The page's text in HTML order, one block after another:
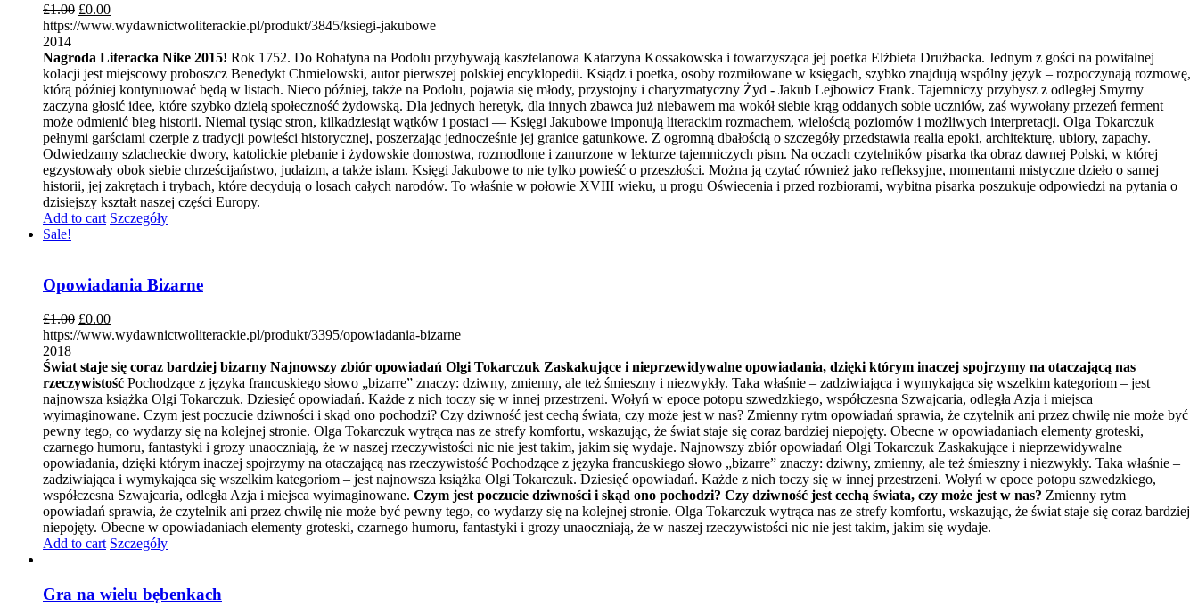
£1.00 £0.00
https://www.wydawnictwoliterackie.pl/produkt/3845/ksiegi-jakubowe
2014
Nagroda Literacka Nike 2015! Rok 1752. Do Rohatyna na Podolu przybywają kasztelanowa Katarzyna Kossakowska i towarzysząca jej poetka Elżbieta Drużbacka. Jednym z gości na powitalnej
kolacji jest miejscowy proboszcz Benedykt Chmielowski, autor pierwszej polskiej encyklopedii. Ksiądz i poetka, osoby rozmiłowane w księgach, szybko znajdują wspólny język – rozpoczynają rozmowę,
którą później kontynuować będą w listach. Nieco później, także na Podolu, pojawia się młody, przystojny i charyzmatyczny Żyd - Jakub Lejbowicz Frank. Tajemniczy przybysz z odległej Smyrny
zaczyna głosić idee, które szybko dzielą społeczność żydowską. Dla jednych heretyk, dla innych zbawca już niebawem ma wokół siebie krąg oddanych sobie uczniów, zaś wywołany przezeń ferment
może odmienić bieg historii. Niemal tysiąc stron, kilkadziesiąt wątków i postaci — Księgi Jakubowe imponują literackim rozmachem, wielością poziomów i możliwych interpretacji. Olga Tokarczuk
pełnymi garściami czerpie z tradycji powieści historycznej, poszerzając jednocześnie jej granice gatunkowe. Z ogromną dbałością o szczegóły przedstawia realia epoki, architekturę, ubiory, zapachy.
Odwiedzamy szlacheckie dwory, katolickie plebanie i żydowskie domostwa, rozmodlone i zanurzone w lekturze tajemniczych pism. Na oczach czytelników pisarka tka obraz dawnej Polski, w której
egzystowały obok siebie chrześcijaństwo, judaizm, a także islam. Księgi Jakubowe to nie tylko powieść o przeszłości. Można ją czytać również jako refleksyjne, momentami mistyczne dzieło o samej
historii, jej zakrętach i trybach, które decydują o losach całych narodów. To właśnie w połowie XVIII wieku, u progu Oświecenia i przed rozbiorami, wybitna pisarka poszukuje odpowiedzi na pytania o
dzisiejszy kształt naszej części Europy.
Add to cart Szczegóły
Sale!
Opowiadania Bizarne
£1.00 £0.00
https://www.wydawnictwoliterackie.pl/produkt/3395/opowiadania-bizarne
2018
Świat staje się coraz bardziej bizarny Najnowszy zbiór opowiadań Olgi Tokarczuk Zaskakujące i nieprzewidywalne opowiadania, dzięki którym inaczej spojrzymy na otaczającą nas
rzeczywistość Pochodzące z języka francuskiego słowo „bizarre” znaczy: dziwny, zmienny, ale też śmieszny i niezwykły. Taka właśnie – zadziwiająca i wymykająca się wszelkim kategoriom – jest
najnowsza książka Olgi Tokarczuk. Dziesięć opowiadań. Każde z nich toczy się w innej przestrzeni. Wołyń w epoce potopu szwedzkiego, współczesna Szwajcaria, odległa Azja i miejsca
wyimaginowane. Czym jest poczucie dziwności i skąd ono pochodzi? Czy dziwność jest cechą świata, czy może jest w nas? Zmienny rytm opowiadań sprawia, że czytelnik ani przez chwilę nie może być
pewny tego, co wydarzy się na kolejnej stronie. Olga Tokarczuk wytrąca nas ze strefy komfortu, wskazując, że świat staje się coraz bardziej niepojęty. Obecne w opowiadaniach elementy groteski,
czarnego humoru, fantastyki i grozy unaoczniają, że w naszej rzeczywistości nic nie jest takim, jakim się wydaje. Najnowszy zbiór opowiadań Olgi Tokarczuk Zaskakujące i nieprzewidywalne
opowiadania, dzięki którym inaczej spojrzymy na otaczającą nas rzeczywistość Pochodzące z języka francuskiego słowo „bizarre” znaczy: dziwny, zmienny, ale też śmieszny i niezwykły. Taka właśnie –
zadziwiająca i wymykająca się wszelkim kategoriom – jest najnowsza książka Olgi Tokarczuk. Dziesięć opowiadań. Każde z nich toczy się w innej przestrzeni. Wołyń w epoce potopu szwedzkiego,
współczesna Szwajcaria, odległa Azja i miejsca wyimaginowane. Czym jest poczucie dziwności i skąd ono pochodzi? Czy dziwność jest cechą świata, czy może jest w nas? Zmienny rytm
opowiadań sprawia, że czytelnik ani przez chwilę nie może być pewny tego, co wydarzy się na kolejnej stronie. Olga Tokarczuk wytrąca nas ze strefy komfortu, wskazując, że świat staje się coraz bardziej
niepojęty. Obecne w opowiadaniach elementy groteski, czarnego humoru, fantastyki i grozy unaoczniają, że w naszej rzeczywistości nic nie jest takim, jakim się wydaje.
Add to cart Szczegóły
Gra na wielu bębenkach